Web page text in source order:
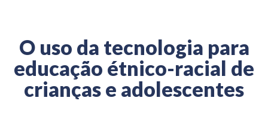
O uso da tecnologia para
educação étnico-racial de
crianças e adolescentes